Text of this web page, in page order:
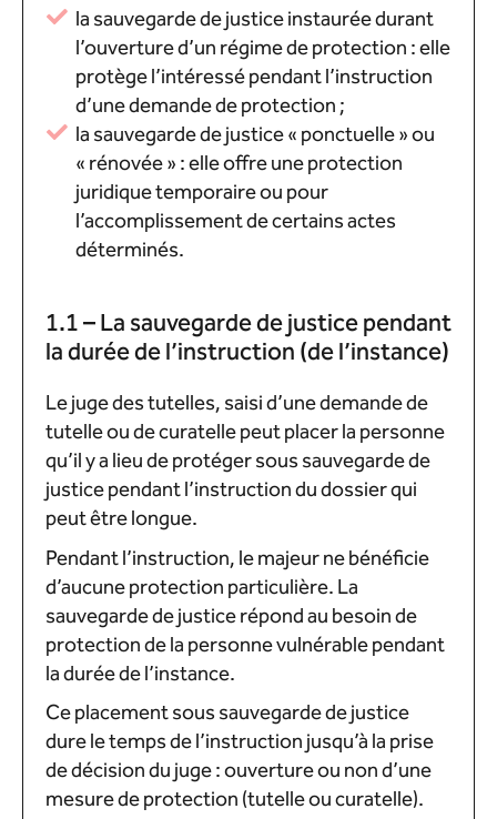
la sauvegarde de justice instaurée durant
l’ouverture d’un régime de protection : elle
protège l’intéressé pendant l’instruction
d’une demande de protection ;
la sauvegarde de justice « ponctuelle » ou
« rénovée » : elle offre une protection
juridique temporaire ou pour
l’accomplissement de certains actes
déterminés.
1.1 – La sauvegarde de justice pendant
la durée de l’instruction (de l’instance)
Le juge des tutelles, saisi d’une demande de
tutelle ou de curatelle peut placer la personne
qu’il y a lieu de protéger sous sauvegarde de
justice pendant l’instruction du dossier qui
peut être longue.
Pendant l’instruction, le majeur ne bénéficie
d’aucune protection particulière. La
sauvegarde de justice répond au besoin de
protection de la personne vulnérable pendant
la durée de l’instance.
Ce placement sous sauvegarde de justice
dure le temps de l’instruction jusqu’à la prise
de décision du juge : ouverture ou non d’une
mesure de protection (tutelle ou curatelle).